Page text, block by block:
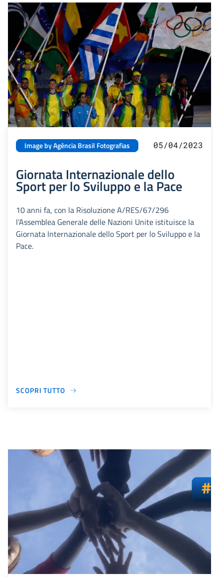
Image by Agência Brasil Fotografias 05/04/2023
Giornata Internazionale dello
Sport per lo Sviluppo e la Pace
10 anni fa, con la Risoluzione A/RES/67/296
l’Assemblea Generale delle Nazioni Unite istituisce la
Giornata Internazionale dello Sport per lo Sviluppo e la
Pace.
SCOPRI TUTTO